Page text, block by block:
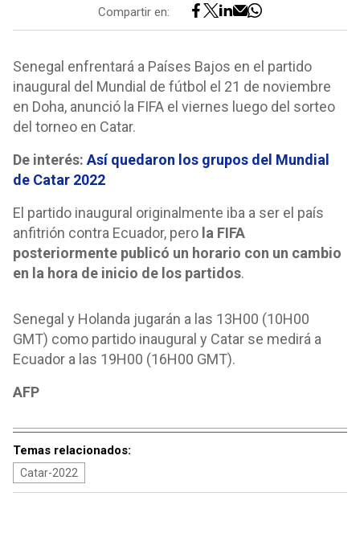
Compartir en:
Senegal enfrentará a Países Bajos en el partido
inaugural del Mundial de fútbol el 21 de noviembre
en Doha, anunció la FIFA el viernes luego del sorteo
del torneo en Catar.
De interés: Así quedaron los grupos del Mundial
de Catar 2022
El partido inaugural originalmente iba a ser el país
anfitrión contra Ecuador, pero la FIFA
posteriormente publicó un horario con un cambio
en la hora de inicio de los partidos.
Senegal y Holanda jugarán a las 13H00 (10H00
GMT) como partido inaugural y Catar se medirá a
Ecuador a las 19H00 (16H00 GMT).
AFP
Temas relacionados:
Catar-2022